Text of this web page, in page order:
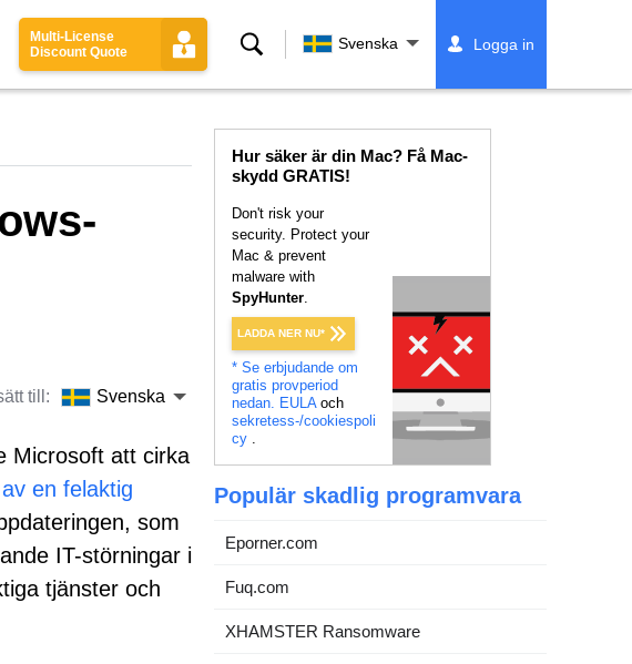
Multi-License
Discount Quote
Sök Svenska Logga in
till: Svenska
Microsoft att cirka
en felaktig
som
IT-störningar i
tjänster och
Hur säker är din Mac? Få Mac-
skydd GRATIS!
Don't risk your
security. Protect your
Mac & prevent
malware with
SpyHunter.
LADDA NER NU*
* Se erbjudande om
gratis provperiod
nedan. EULAoch
sekretess-/cookiespoli
cy
Populär skadlig programvara
Eporner.com
Fuq.com
XHAMSTER Ransomware